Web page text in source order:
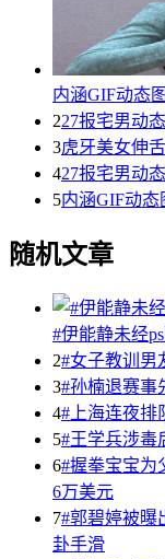
内涵GIF动态
227报宅男动
3虎牙美女伸
427报宅男动
5内涵GIF动态
随机文章
#伊能静未经
2#女子教训男
3#孙楠退赛事
4#上海连夜排
5#王学兵涉毒
6#握拳宝宝为
6万美元
7#郭碧婷被曝
卦手滑